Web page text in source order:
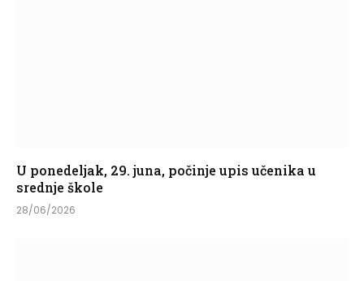
U ponedeljak, 29. juna, počinje upis učenika u
srednje škole
28/06/2026